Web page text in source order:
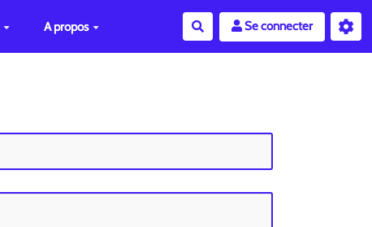
A propos RechercherSe connecter